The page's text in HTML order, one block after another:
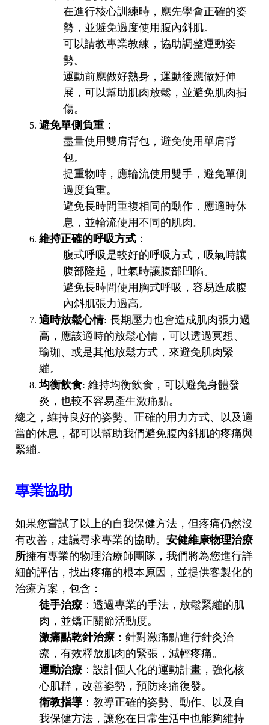
在進行核心訓練時，應先學會正確的姿
勢，並避免過度使用腹內斜肌。
可以請教專業教練，協助調整運動姿
勢。
運動前應做好熱身，運動後應做好伸
展，可以幫助肌肉放鬆，並避免肌肉損
傷。
避免單側負重 ：
盡量使用雙肩背包，避免使用單肩背
包。
提重物時，應輪流使用雙手，避免單側
過度負重。
避免長時間重複相同的動作，應適時休
息，並輪流使用不同的肌肉。
維持正確的呼吸方式 ：
腹式呼吸是較好的呼吸方式，吸氣時讓
腹部隆起，吐氣時讓腹部凹陷。
避免長時間使用胸式呼吸，容易造成腹
內斜肌張力過高。
適時放鬆心情: 長期壓力也會造成肌肉張力過
高，應該適時的放鬆心情，可以透過冥想、
瑜珈、或是其他放鬆方式，來避免肌肉緊
繃。
均衡飲食: 維持均衡飲食，可以避免身體發
炎，也較不容易產生激痛點。
總之，維持良好的姿勢、正確的用力方式、以及適
當的休息，都可以幫助我們避免腹內斜肌的疼痛與
緊繃。
專業協助
如果您嘗試了以上的自我保健方法，但疼痛仍然沒
有改善，建議尋求專業的協助。安健維康物理治療
所擁有專業的物理治療師團隊，我們將為您進行詳
細的評估，找出疼痛的根本原因，並提供客製化的
治療方案，包含：
徒手治療 ：透過專業的手法，放鬆緊繃的肌
肉，並矯正關節活動度。
激痛點乾針治療 ：針對激痛點進行針灸治
療，有效釋放肌肉的緊張，減輕疼痛。
運動治療 ：設計個人化的運動計畫，強化核
心肌群，改善姿勢，預防疼痛復發。
衛教指導 ：教導正確的姿勢、動作、以及自
我保健方法，讓您在日常生活中也能夠維持